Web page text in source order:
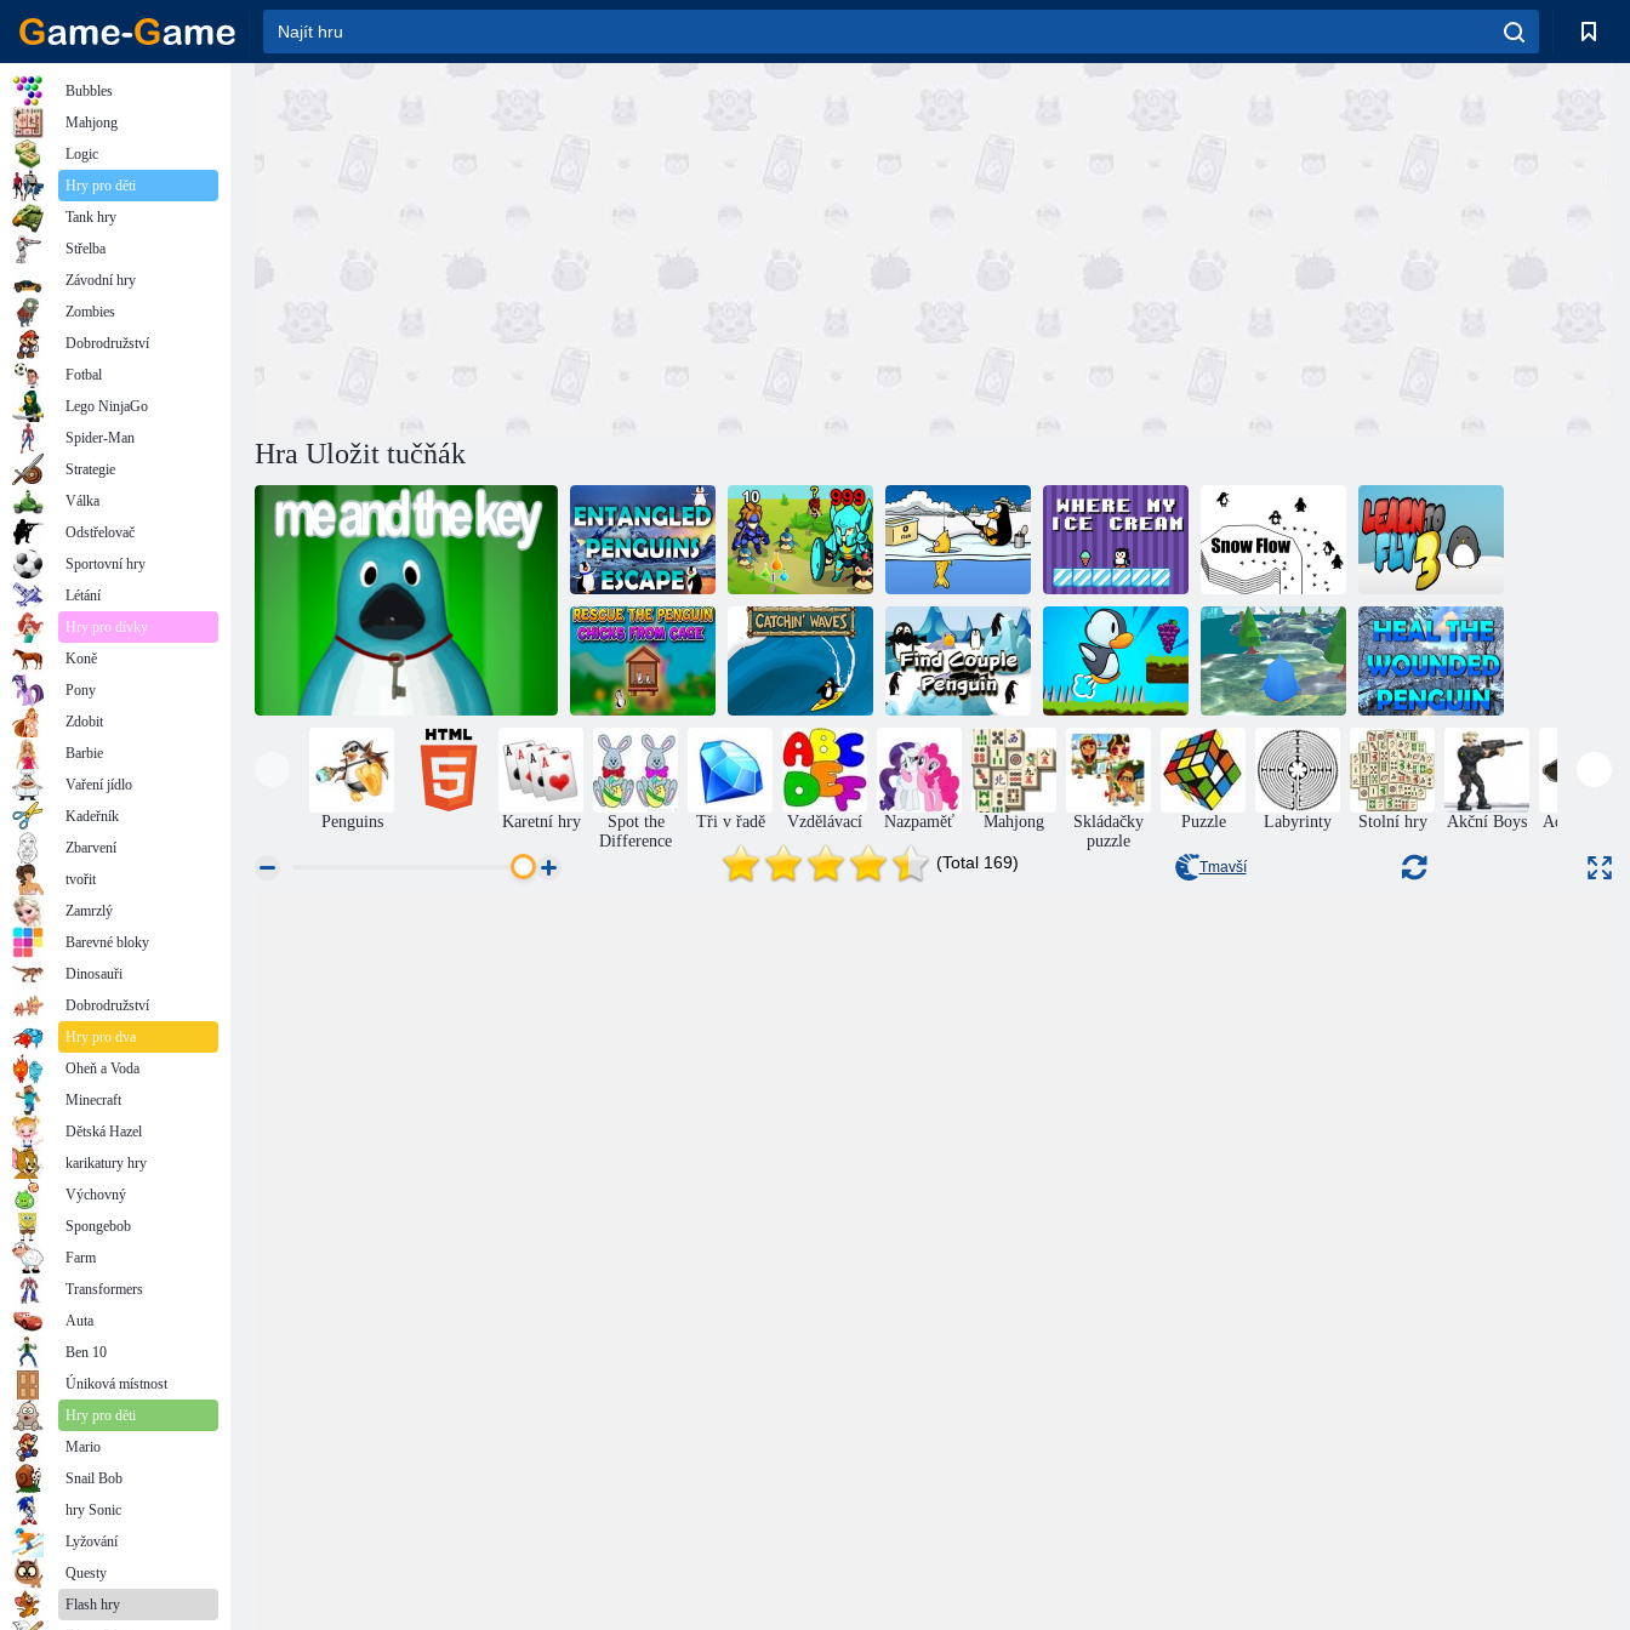
Hra Uložit tučňák
Zmatení tučňáci
utečou
Pán tučňáků
Club Penguin:
Rybaření na ledě
Chci zmrzlinu Proudění sněhu Naučte se létat 3
Zachraňte
tučňáky z jejich
klece
Chyťte vlny
Najděte pár
tučňáků
Dobrodružství
tučňáků
Dobrodružství
tučňáků
Uzdrav
zraněného
tučňáka
Penguins Karetní hry
Spot the
Difference
Tři v řadě Vzdělávací Nazpaměť Mahjong
Skládačky
puzzle
Puzzle Labyrinty Stolní hry Akční Boys Adventures
(Total 169) Tmavší
Bubbles
Mahjong
Logic
Hry pro děti
Tank hry
Střelba
Závodní hry
Zombies
Dobrodružství
Fotbal
Lego NinjaGo
Spider-Man
Strategie
Válka
Odstřelovač
Sportovní hry
Létání
Hry pro dívky
Koně
Pony
Zdobit
Barbie
Vaření jídlo
Kadeřník
Zbarvení
tvořit
Zamrzlý
Barevné bloky
Dinosauři
Dobrodružství
Hry pro dva
Oheň a Voda
Minecraft
Dětská Hazel
karikatury hry
Výchovný
Spongebob
Farm
Transformers
Auta
Ben 10
Úniková místnost
Hry pro děti
Mario
Snail Bob
hry Sonic
Lyžování
Questy
Flash hry